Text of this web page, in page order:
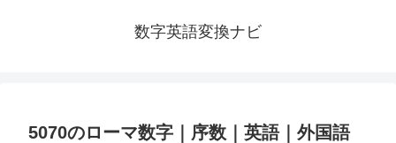
数字英語変換ナビ
5070のローマ数字｜序数｜英語｜外国語